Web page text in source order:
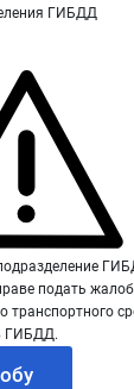
ГИБДД
подать
транспортного
ГИБДД.